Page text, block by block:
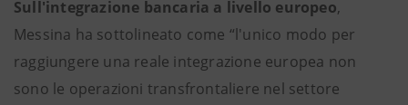
Sull'integrazione bancaria a livello europeo,
Messina ha sottolineato come “l'unico modo per
raggiungere una reale integrazione europea non
sono le operazioni transfrontaliere nel settore